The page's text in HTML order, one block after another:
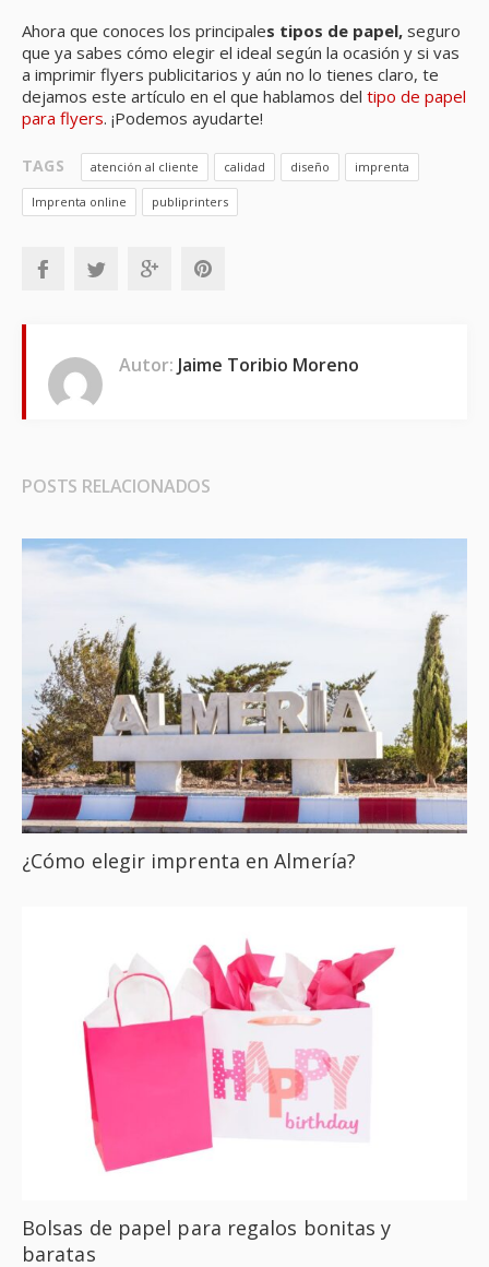
Ahora que conoces los principales tipos de papel, seguro
que ya sabes cómo elegir el ideal según la ocasión y si vas
a imprimir flyers publicitarios y aún no lo tienes claro, te
dejamos este artículo en el que hablamos del tipo de papel
para flyers. ¡Podemos ayudarte!
TAGS atención al cliente calidad diseño imprenta
Imprenta online publiprinters
Autor: Jaime Toribio Moreno
POSTS RELACIONADOS
¿Cómo elegir imprenta en Almería?
Bolsas de papel para regalos bonitas y
baratas